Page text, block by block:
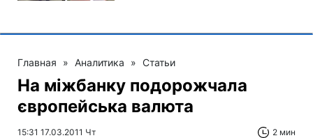
Главная » Аналитика » Статьи
На міжбанку подорожчала
європейська валюта
15:31 17.03.2011 Чт 2 мин